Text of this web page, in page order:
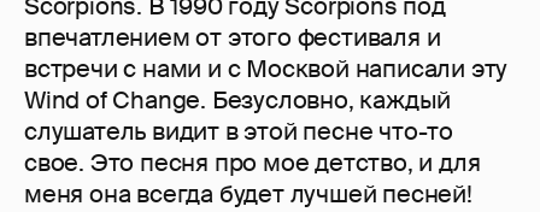
Scorpions. В 1990 году Scorpions под
впечатлением от этого фестиваля и
встречи с нами и с Москвой написали эту
Wind of Change. Безусловно, каждый
слушатель видит в этой песне что-то
свое. Это песня про мое детство, и для
меня она всегда будет лучшей песней!